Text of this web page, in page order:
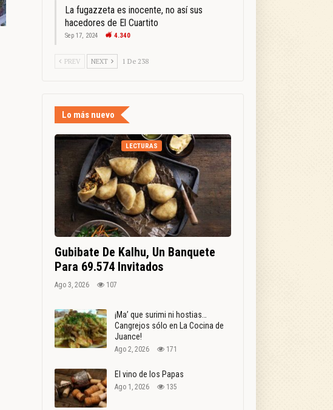
La fugazzeta es inocente, no así sus
hacedores de El Cuartito
Sep 17, 2024 4.340
PREV NEXT 1 De 238
Lo más nuevo
LECTURAS
Gubibate De Kalhu, Un Banquete
Para 69.574 Invitados
Ago 3, 2026 107
¡Ma’ que surimi ni hostias…
Cangrejos sólo en La Cocina de
Juance!
Ago 2, 2026 171
El vino de los Papas
Ago 1, 2026 135